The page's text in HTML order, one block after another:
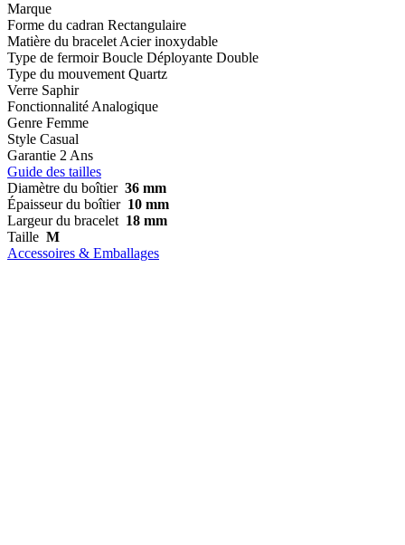
Marque
Forme du cadran Rectangulaire
Matière du bracelet Acier inoxydable
Type de fermoir Boucle Déployante Double
Type du mouvement Quartz
Verre Saphir
Fonctionnalité Analogique
Genre Femme
Style Casual
Garantie 2 Ans
Guide des tailles
Diamètre du boîtier 36 mm
Épaisseur du boîtier 10 mm
Largeur du bracelet 18 mm
Taille M
Accessoires & Emballages